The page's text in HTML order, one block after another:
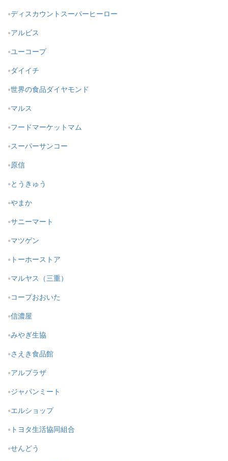
ディスカウントスーパーヒーロー
アルビス
ユーコープ
ダイイチ
世界の食品ダイヤモンド
マルス
フードマーケットマム
スーパーサンコー
原信
とうきゅう
やまか
サニーマート
マツゲン
トーホーストア
マルヤス（三重）
コープおおいた
信濃屋
みやぎ生協
さえき食品館
アルプラザ
ジャパンミート
エルショップ
トヨタ生活協同組合
せんどう